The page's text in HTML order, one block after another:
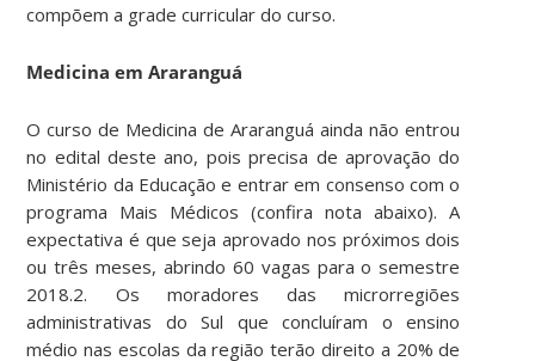
compõem a grade curricular do curso.
Medicina em Araranguá
O curso de Medicina de Araranguá ainda não entrou
no edital deste ano, pois precisa de aprovação do
Ministério da Educação e entrar em consenso com o
programa Mais Médicos (confira nota abaixo). A
expectativa é que seja aprovado nos próximos dois
ou três meses, abrindo 60 vagas para o semestre
2018.2. Os moradores das microrregiões
administrativas do Sul que concluíram o ensino
médio nas escolas da região terão direito a 20% de